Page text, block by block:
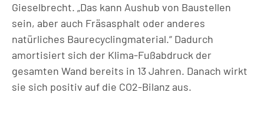
Gieselbrecht. „Das kann Aushub von Baustellen
sein, aber auch Fräsasphalt oder anderes
natürliches Baurecyclingmaterial.“ Dadurch
amortisiert sich der Klima-Fußabdruck der
gesamten Wand bereits in 13 Jahren. Danach wirkt
sie sich positiv auf die CO2-Bilanz aus.